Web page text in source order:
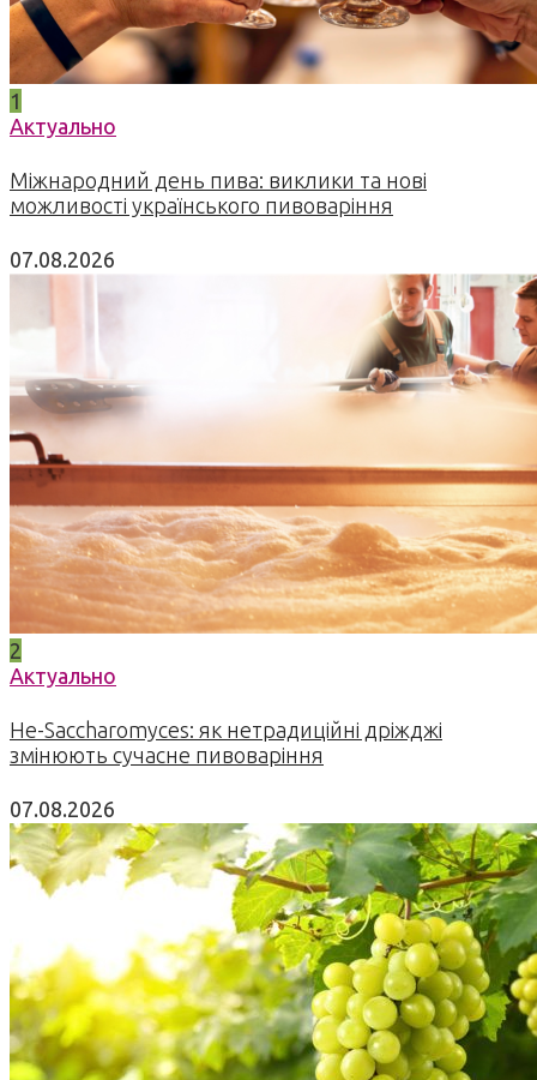
1
Актуально
Міжнародний день пива: виклики та нові
можливості українського пивоваріння
07.08.2026
2
Актуально
Не-Saccharomyces: як нетрадиційні дріжджі
змінюють сучасне пивоваріння
07.08.2026